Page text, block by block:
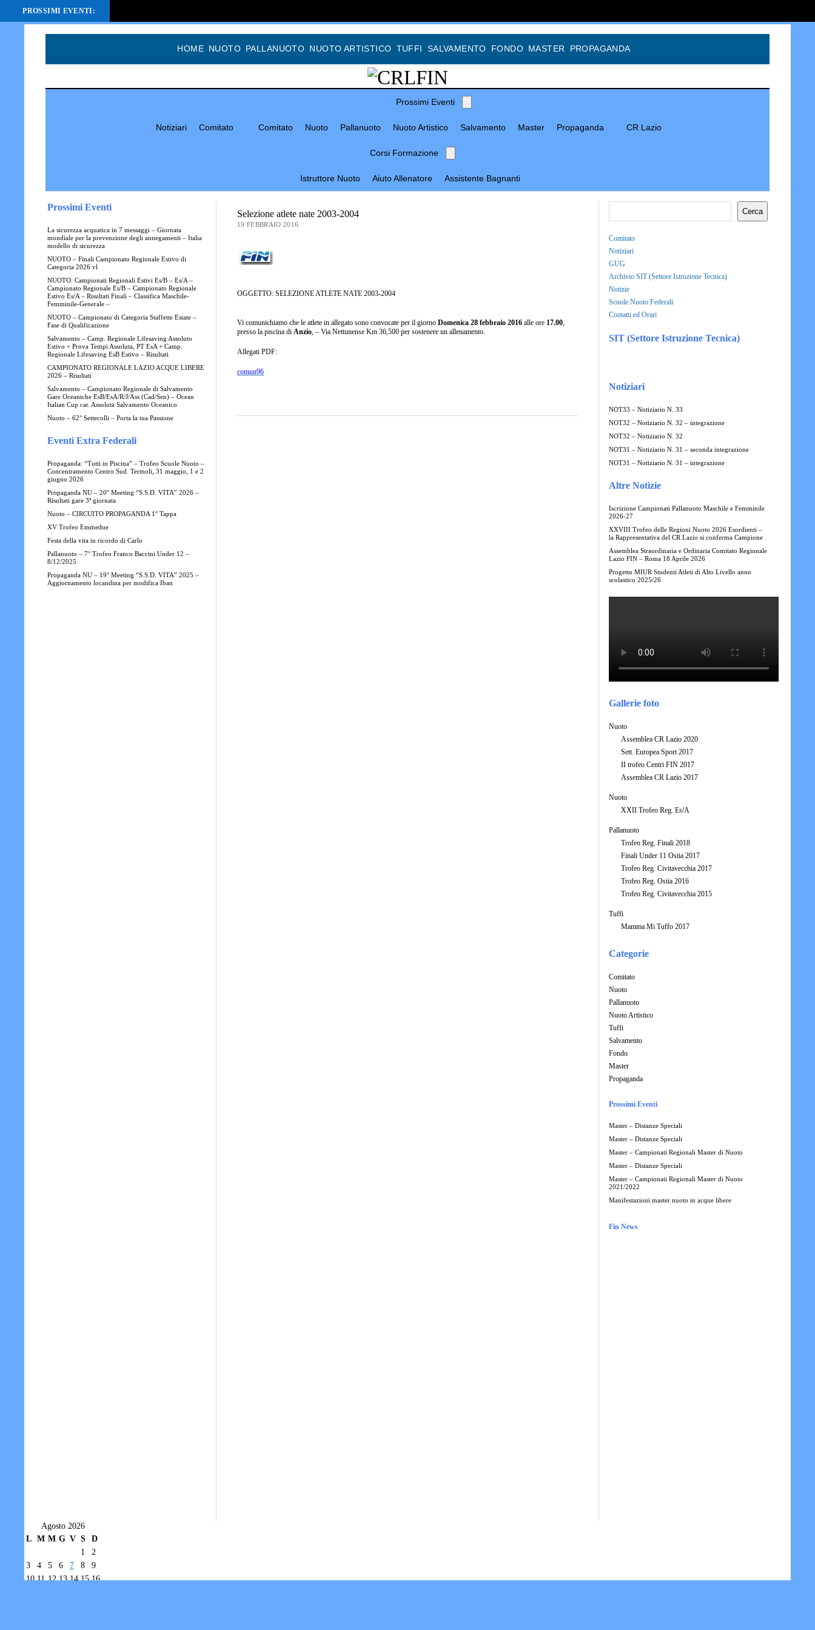
HOME NUOTO PALLANUOTO NUOTO ARTISTICO TUFFI SALVAMENTO FONDO MASTER PROPAGANDA
Notiziari Comitato
Prossimi Eventi
Comitato Nuoto Pallanuoto Nuoto Artistico Salvamento Master Propaganda CR Lazio
Corsi Formazione
Istruttore Nuoto Aiuto Allenatore Assistente Bagnanti
Prossimi Eventi
La sicurezza acquatica in 7 messaggi – Giornata
mondiale per la prevenzione degli annegamenti – Italia
modello di sicurezza
NUOTO – Finali Campionato Regionale Estivo di
Categoria 2026 vl
NUOTO: Campionati Regionali Estivi Es/B – Es/A –
Campionato Regionale Es/B – Campionato Regionale
Estivo Es/A – Risultati Finali – Classifica Maschile-
Femminile-Generale –
NUOTO – Campionato di Categoria Staffette Estate –
Fase di Qualificazione
Salvamento – Camp. Regionale Lifesaving Assoluto
Estivo + Prova Tempi Assoluta, PT EsA + Camp.
Regionale Lifesaving EsB Estivo – Risultati
CAMPIONATO REGIONALE LAZIO ACQUE LIBERE
2026 – Risultati
Salvamento – Campionato Regionale di Salvamento
Gare Oceaniche EsB/EsA/R/J/Ass (Cad/Sen) – Ocean
Italian Cup cat. Assoluta Salvamento Oceanico
Nuoto – 62° Settecolli – Porta la tua Passione
Eventi Extra Federali
Propaganda: “Tutti in Piscina” – Trofeo Scuole Nuoto –
Concentramento Centro Sud. Termoli, 31 maggio, 1 e 2
giugno 2026
Propaganda NU – 20° Meeting “S.S.D. VITA” 2026 –
Risultati gare 3ª giornata
Nuoto – CIRCUITO PROPAGANDA 1° Tappa
XV Trofeo Emmedue
Festa della vita in ricordo di Carlo
Pallanuoto – 7° Trofeo Franco Baccini Under 12 –
8/12/2025
Propaganda NU – 19° Meeting “S.S.D. VITA” 2025 –
Aggiornamento locandina per modifica Iban
Selezione atlete nate 2003-2004
19 FEBBRAIO 2016
OGGETTO: SELEZIONE ATLETE NATE 2003-2004
Vi comunichiamo che le atlete in allegato sono convocate per il giornoDomenica 28 febbraio 2016 alle ore 17.00
presso la piscina di Anzio , – Via Nettunense Km 36,500 per sostenere un allenamento.
Allegati PDF:
comun96
Cerca
Comitato
Notiziari
GUG
Archivio SIT (Settore Istruzione Tecnica)
Notizie
Scuole Nuoto Federali
Contatti ed Orari
SIT (Settore Istruzione Tecnica)
Notiziari
NOT33 – Notiziario N. 33
NOT32 – Notiziario N. 32 – integrazione
NOT32 – Notiziario N. 32
NOT31 – Notiziario N. 31 – seconda integrazione
NOT31 – Notiziario N. 31 – integrazione
Altre Notizie
Iscrizione Campionati Pallanuoto Maschile e Femminile
2026-27
XXVIII Trofeo delle Regioni Nuoto 2026 Esordienti –
la Rappresentativa del CR Lazio si conferma Campione
Assemblea Straordinaria e Ordinaria Comitato Regionale
Lazio FIN – Roma 18 Aprile 2026
Progetto MIUR Studenti Atleti di Alto Livello anno
scolastico 2025/26
Gallerie foto
Nuoto
Assemblea CR Lazio 2020
Sett. Europea Sport 2017
II trofeo Centri FIN 2017
Assemblea CR Lazio 2017
Nuoto
XXII Trofeo Reg. Es/A
Pallanuoto
Trofeo Reg. Finali 2018
Finali Under 11 Ostia 2017
Trofeo Reg. Civitavecchia 2017
Trofeo Reg. Ostia 2016
Trofeo Reg. Civitavecchia 2015
Tuffi
Mamma Mi Tuffo 2017
Categorie
Comitato
Nuoto
Pallanuoto
Nuoto Artistico
Tuffi
Salvamento
Fondo
Master
Propaganda
Prossimi Eventi
Master – Distanze Speciali
Master – Distanze Speciali
Master – Campionati Regionali Master di Nuoto
Master – Distanze Speciali
Master – Campionati Regionali Master di Nuoto
2021/2022
Manifestazioni master nuoto in acque libere
Fin News
Agosto 2026
L M M G V S
D
1
2
3
4 5 6 7 8
9
10 11 12 13 14 15 16
PROSSIMI EVENTI: